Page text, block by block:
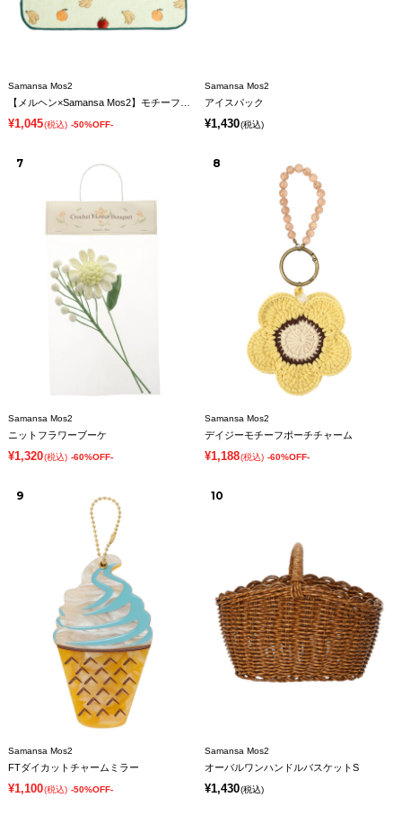
Samansa Mos2
¥1,045(税込) -50%OFF-
Samansa Mos2
アイスパック
¥1,430(税込)
7
Samansa Mos2
ニットフラワーブーケ
¥1,320(税込) -60%OFF-
8
Samansa Mos2
デイジーモチーフポーチチャーム
¥1,188(税込) -60%OFF-
9
Samansa Mos2
FTダイカットチャームミラー
¥1,100(税込) -50%OFF-
10
Samansa Mos2
オーバルワンハンドルバスケットS
¥1,430(税込)